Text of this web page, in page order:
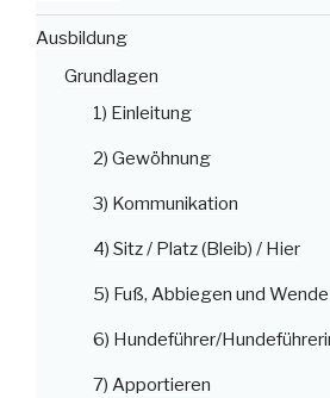
Ausbildung
Grundlagen
1) Einleitung
2) Gewöhnung
3) Kommunikation
4) Sitz / Platz (Bleib) / Hier
5) Fuß, Abbiegen und Wende
6) Hundeführer/
7) Apportieren